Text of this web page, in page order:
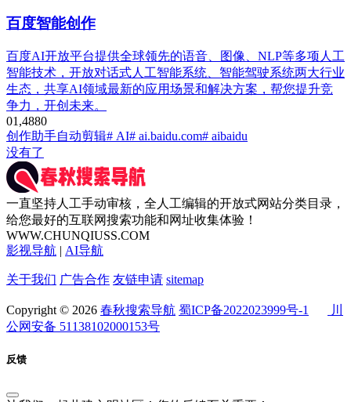
百度智能创作
百度AI开放平台提供全球领先的语音、图像、NLP等多项人工
智能技术，开放对话式人工智能系统、智能驾驶系统两大行业
生态，共享AI领域最新的应用场景和解决方案，帮您提升竞
争力，开创未来。
01,4880
创作助手自动剪辑# AI# ai.baidu.com# aibaidu
没有了
一直坚持人工手动审核，全人工编辑的开放式网站分类目录，
给您最好的互联网搜索功能和网址收集体验！
WWW.CHUNQIUSS.COM
影视导航 | AI导航
关于我们 广告合作 友链申请 sitemap
Copyright © 2026 春秋搜索导航 蜀ICP备2022023999号-1
川
公网安备 51138102000153号
反馈